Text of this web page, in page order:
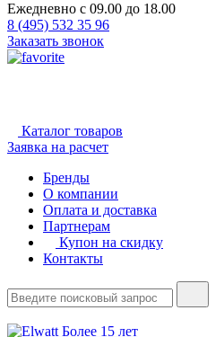
Ежедневно с 09.00 до 18.00
8 (495) 532 35 96
Заказать звонок
Каталог товаров
Заявка на расчет
Бренды
О компании
Оплата и доставка
Партнерам
Купон на скидку
Контакты
Более 15 лет